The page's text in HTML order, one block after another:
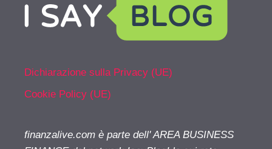
Dichiarazione sulla Privacy (UE)
Cookie Policy (UE)
finanzalive.com è parte dell' AREA BUSINESS